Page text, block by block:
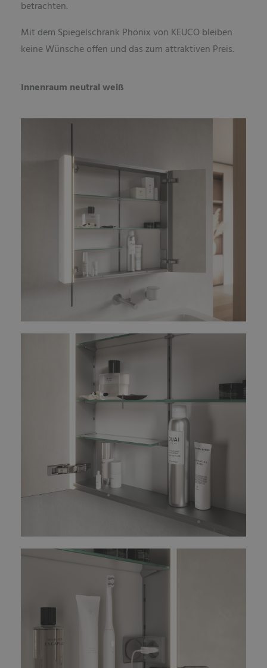
betrachten.
Mit dem Spiegelschrank Phönix von KEUCO bleiben
keine Wünsche offen und das zum attraktiven Preis.
Innenraum neutral weiß